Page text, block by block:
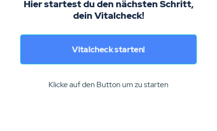
Hier startest du den nächsten Schritt,
dein Vitalcheck!
Vitalcheck starten!
Klicke auf den Button um zu starten